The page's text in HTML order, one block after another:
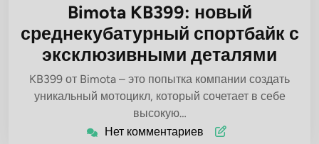
Bimota KB399: новый
среднекубатурный спортбайк с
эксклюзивными деталями
KB399 от Bimota – это попытка компании создать
уникальный мотоцикл, который сочетает в себе
высокую…
Нет комментариев